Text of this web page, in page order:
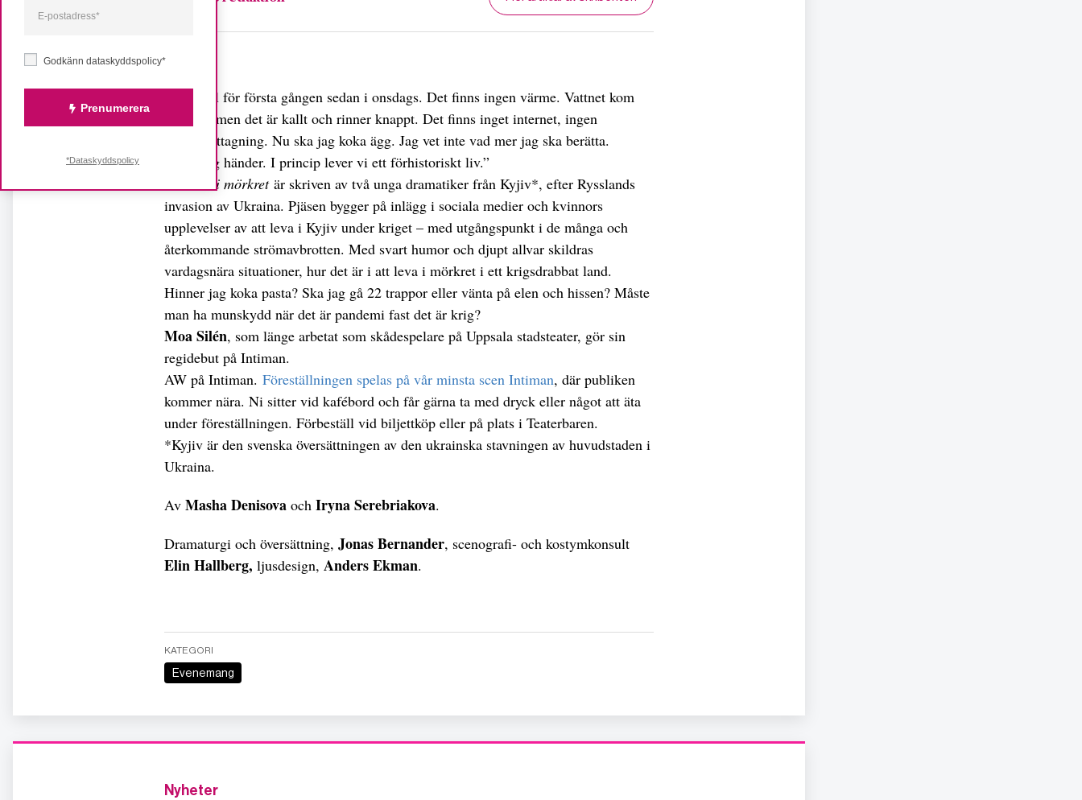
Vi fick el för första gången sedan i onsdags. Det finns ingen värme. Vattnet kom
tillbaka, men det är kallt och rinner knappt. Det finns inget internet, ingen
mobilmottagning. Nu ska jag koka ägg. Jag vet inte vad mer jag ska berätta.
Ingenting händer. I princip lever vi ett förhistoriskt liv.”
Kvinnor i mörkretär skriven av två unga dramatiker från Kyjiv*, efter Rysslands
invasion av Ukraina. Pjäsen bygger på inlägg i sociala medier och kvinnors
upplevelser av att leva i Kyjiv under kriget – med utgångspunkt i de många och
återkommande strömavbrotten. Med svart humor och djupt allvar skildras
vardagsnära situationer, hur det är i att leva i mörkret i ett krigsdrabbat land.
Hinner jag koka pasta? Ska jag gå 22 trappor eller vänta på elen och hissen? Måste
man ha munskydd när det är pandemi fast det är krig?
Moa Silén, som länge arbetat som skådespelare på Uppsala stadsteater, gör sin
regidebut på Intiman.
AW på Intiman. Föreställningen spelas på vår minsta scen Intiman, där publiken
kommer nära. Ni sitter vid kafébord och får gärna ta med dryck eller något att äta
under föreställningen. Förbeställ vid biljettköp eller på plats i Teaterbaren.
*Kyjiv är den svenska översättningen av den ukrainska stavningen av huvudstaden i
Ukraina.
Av Masha Denisova och Iryna Serebriakova.
Dramaturgi och översättning, Jonas Bernander, scenografi- och kostymkonsult
Elin Hallberg, ljusdesign, Anders Ekman.
KATEGORI
Evenemang
Nyheter
Godkänn dataskyddspolicy*
Prenumerera
*Dataskyddspolicy